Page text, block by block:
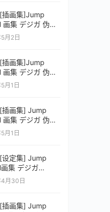
画集]Jump
画集 デジガ 伪恋
3
月2日
画集]Jump
画集 デジガ 伪恋
2
月1日
画集] Jump
画集 デジガ 伪恋
1
月1日
定集] Jump
集 デジガ
2
月30日
画集] Jump